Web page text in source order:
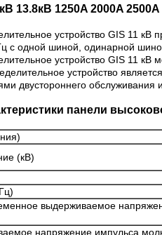
13.8кВ 1250A 2000A
устройство GIS 11 кВ
с одной шиной, одинарной
устройство GIS 11
устройство
двустороннего обслуживания
панели
(кВ)
выдерживаемое
напряжение импульса